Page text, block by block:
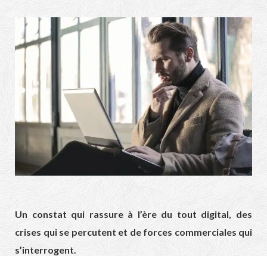
Un constat qui rassure à l’ère du tout digital, des
crises qui se percutent et de forces commerciales qui
s’interrogent.